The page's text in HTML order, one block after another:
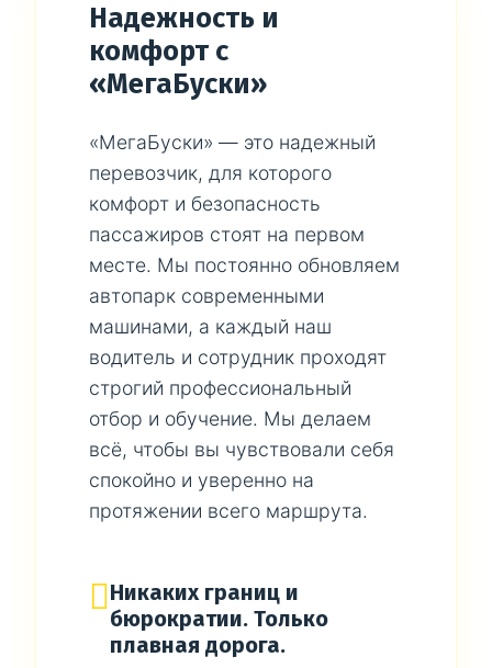
Надежность и
комфорт с
«МегаБуски»
«МегаБуски» — это надежный
перевозчик, для которого
комфорт и безопасность
пассажиров стоят на первом
месте. Мы постоянно обновляем
автопарк современными
машинами, а каждый наш
водитель и сотрудник проходят
строгий профессиональный
отбор и обучение. Мы делаем
всё, чтобы вы чувствовали себя
спокойно и уверенно на
протяжении всего маршрута.
Никаких границ и
бюрократии. Только
плавная дорога.